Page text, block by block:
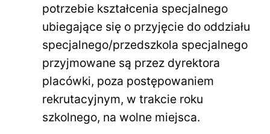
potrzebie kształcenia specjalnego
ubiegające się o przyjęcie do oddziału
specjalnego/przedszkola specjalnego
przyjmowane są przez dyrektora
placówki, poza postępowaniem
rekrutacyjnym, w trakcie roku
szkolnego, na wolne miejsca.